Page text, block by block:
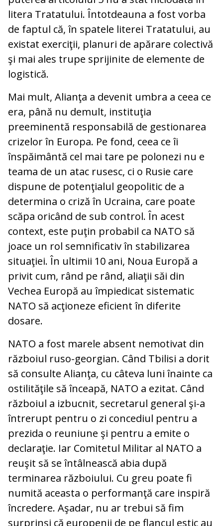
litera Tratatului. Întotdeauna a fost vorba
de faptul că, în spatele literei Tratatului, au
existat exerciţii, planuri de apărare colectivă
şi mai ales trupe sprijinite de elemente de
logistică.
Mai mult, Alianţa a devenit umbra a ceea ce
era, până nu demult, instituţia
preeminentă responsabilă de gestionarea
crizelor în Europa. Pe fond, ceea ce îi
înspăimântă cel mai tare pe polonezi nu e
teama de un atac rusesc, ci o Rusie care
dispune de potenţialul geopolitic de a
determina o criză în Ucraina, care poate
scăpa oricând de sub control. În acest
context, este puţin probabil ca NATO să
joace un rol semnificativ în stabilizarea
situaţiei. În ultimii 10 ani, Noua Europă a
privit cum, rând pe rând, aliaţii săi din
Vechea Europă au împiedicat sistematic
NATO să acţioneze eficient în diferite
dosare.
NATO a fost marele absent nemotivat din
războiul ruso-georgian. Când Tbilisi a dorit
să consulte Alianţa, cu câteva luni înainte ca
ostilităţile să înceapă, NATO a ezitat. Când
războiul a izbucnit, secretarul general şi-a
întrerupt pentru o zi concediul pentru a
prezida o reuniune şi pentru a emite o
declaraţie. Iar Comitetul Militar al NATO a
reuşit să se întâlnească abia după
terminarea războiului. Cu greu poate fi
numită aceasta o performanţă care inspiră
încredere. Aşadar, nu ar trebui să fim
surprinşi că europenii de pe flancul estic au